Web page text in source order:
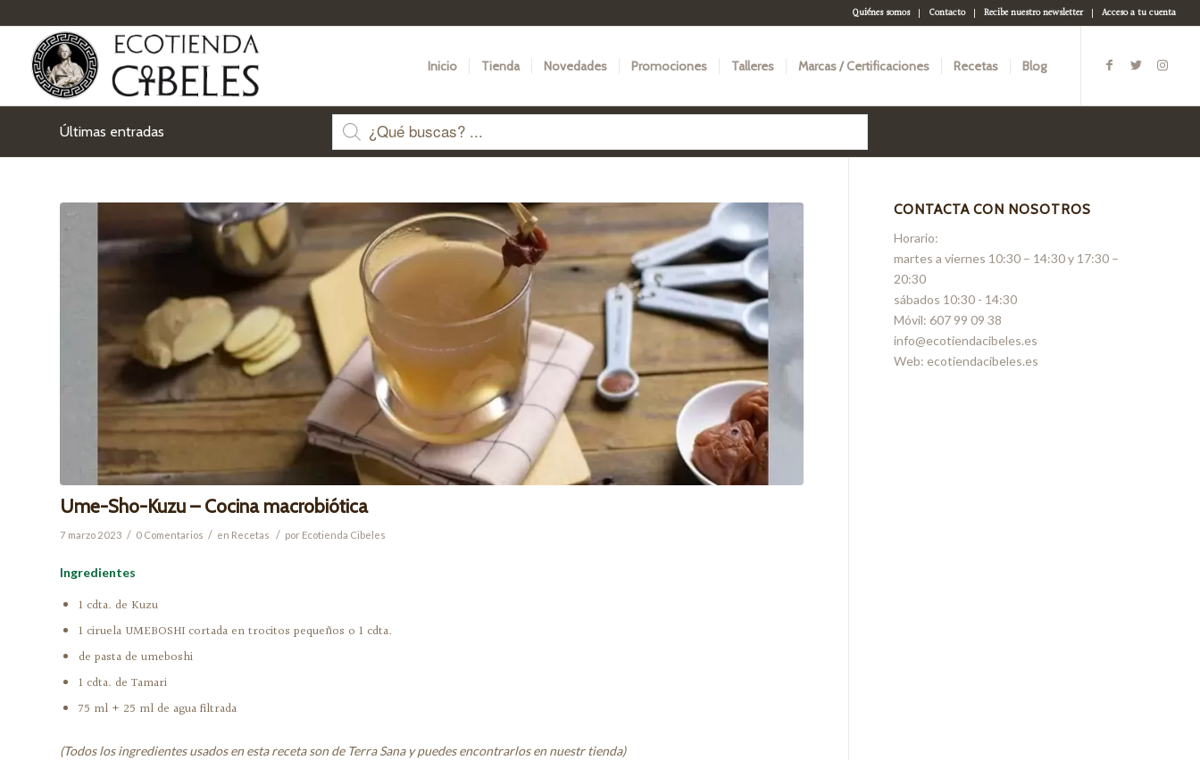
Quiénes somos Contacto Recibe nuestro newsletter Acceso a tu cuenta
Inicio Tienda Novedades Promociones Talleres Marcas / Certificaciones Recetas Blog
Últimas entradas
Ume-Sho-Kuzu – Cocina macrobiótica
7 marzo 2023 / 0 Comentarios / en Recetas / por Ecotienda Cibeles
Ingredientes
1 cdta. de Kuzu
1 ciruela UMEBOSHI cortada en trocitos pequeños o 1 cdta.
de pasta de umeboshi
1 cdta. de Tamari
75 ml + 25 ml de agua filtrada
(Todos los ingredientes usados en esta receta son de Terra Sana y puedes encontrarlos en nuestr tienda)
CONTACTA CON NOSOTROS
Horario:
martes a viernes 10:30 – 14:30 y 17:30 –
20:30
sábados 10:30 - 14:30
Móvil: 607 99 09 38
info@ecotiendacibeles.es
Web: ecotiendacibeles.es